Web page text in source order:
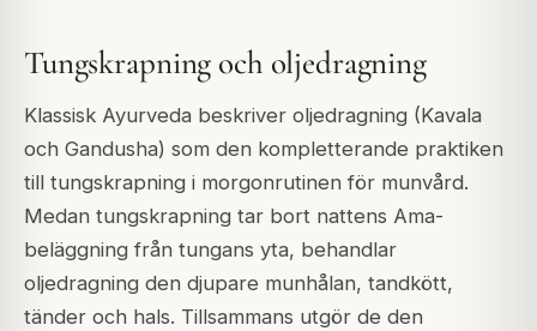
Tungskrapning och oljedragning
Klassisk Ayurveda beskriver oljedragning (Kavala
och Gandusha) som den kompletterande praktiken
till tungskrapning i morgonrutinen för munvård.
Medan tungskrapning tar bort nattens Ama-
beläggning från tungans yta, behandlar
oljedragning den djupare munhålan, tandkött,
tänder och hals. Tillsammans utgör de den